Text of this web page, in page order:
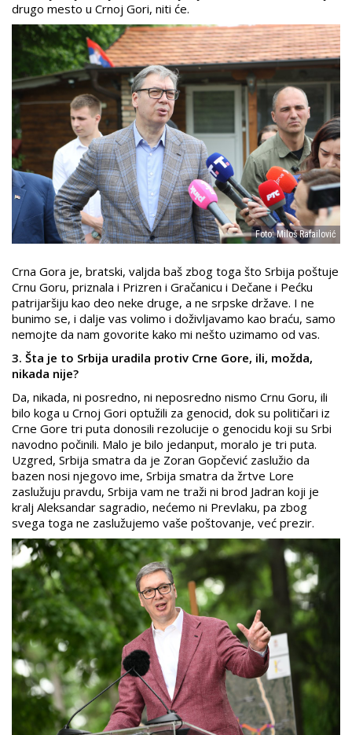
drugo mesto u Crnoj Gori, niti će.
Foto: Miloš Rafailović
Crna Gora je, bratski, valjda baš zbog toga što Srbija poštuje
Crnu Goru, priznala i Prizren i Gračanicu i Dečane i Pećku
patrijaršiju kao deo neke druge, a ne srpske države. I ne
bunimo se, i dalje vas volimo i doživljavamo kao braću, samo
nemojte da nam govorite kako mi nešto uzimamo od vas.
3. Šta je to Srbija uradila protiv Crne Gore, ili, možda,
nikada nije?
Da, nikada, ni posredno, ni neposredno nismo Crnu Goru, ili
bilo koga u Crnoj Gori optužili za genocid, dok su političari iz
Crne Gore tri puta donosili rezolucije o genocidu koji su Srbi
navodno počinili. Malo je bilo jedanput, moralo je tri puta.
Uzgred, Srbija smatra da je Zoran Gopčević zaslužio da
bazen nosi njegovo ime, Srbija smatra da žrtve Lore
zaslužuju pravdu, Srbija vam ne traži ni brod Jadran koji je
kralj Aleksandar sagradio, nećemo ni Prevlaku, pa zbog
svega toga ne zaslužujemo vaše poštovanje, već prezir.